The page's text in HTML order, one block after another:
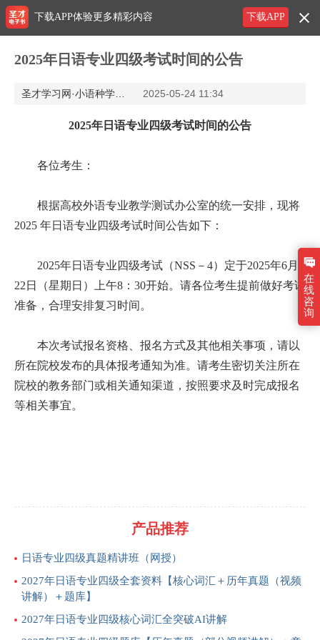
2025年日语专业四级考试时间的公告
2025-05-24 11:34
2025年日语专业四级考试时间的公告
各位考生：
根据高校外语专业教学测试办公室的统一安排，现将
2025 年日语专业四级考试时间公告如下：
2025年日语专业四级考试（NSS－4）定于2025年6月
22日（星期日）上午8：30开始。请各位考生提前做好考试
准备，合理安排复习时间。
本次考试报名资格、报名方式及其他相关事项，请以
所在院校发布的具体报考通知为准。请考生密切关注所在
院校的教务部门或相关通知渠道，按照要求及时完成报名
等相关事宜。
产品推荐
日语专业四级真题精讲班（网授）
2027年日语专业四级全套资料【核心词汇＋历年真题（视频
讲解）＋题库】
2027年日语专业四级核心词汇全突破AI讲解
下载APP
下载APP体验更多精彩内容
在
线
咨
询